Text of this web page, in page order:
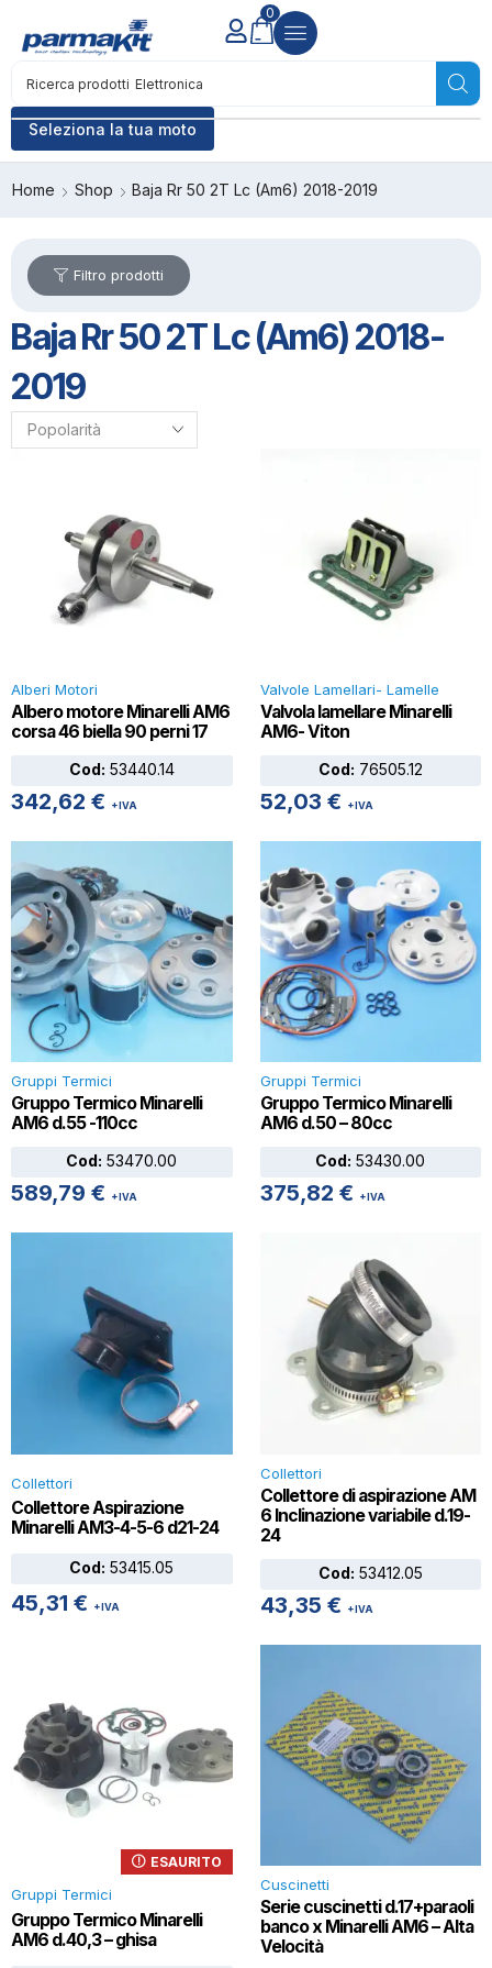
Seleziona la tua moto
Ricerca prodotti Elettronica
0
Home Shop Baja Rr 50 2T Lc (Am6) 2018-2019
Filtro prodotti
Baja Rr 50 2T Lc (Am6) 2018-
2019
Alberi Motori
Albero motore Minarelli AM6
corsa 46 biella 90 perni 17
Cod: 53440.14
342,62 € +IVA
Valvole Lamellari- Lamelle
Valvola lamellare Minarelli
AM6- Viton
Cod: 76505.12
52,03 € +IVA
Gruppi Termici
Gruppo Termico Minarelli
AM6 d.55 -110cc
Cod: 53470.00
589,79 € +IVA
Gruppi Termici
Gruppo Termico Minarelli
AM6 d.50 – 80cc
Cod: 53430.00
375,82 € +IVA
Collettori
Collettore Aspirazione
Minarelli AM3-4-5-6 d21-24
Cod: 53415.05
45,31 € +IVA
Collettori
Collettore di aspirazione AM
6 Inclinazione variabile d.19-
24
Cod: 53412.05
43,35 € +IVA
Gruppi Termici
Gruppo Termico Minarelli
AM6 d.40,3 – ghisa
ESAURITO
Cuscinetti
Serie cuscinetti d.17+paraoli
banco x Minarelli AM6 – Alta
Velocità